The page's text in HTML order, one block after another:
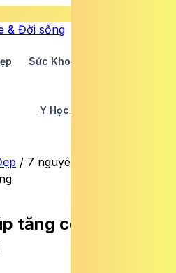
& Đời sống
Sức Khoẻ TV
Y Học Cổ Truyền
/ 7 nguyên tắc giúp tăng cơ
tăng cơ nhanh, rõ